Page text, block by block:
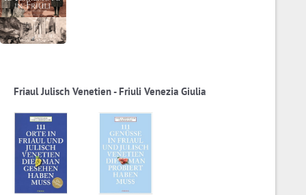
Friaul Julisch Venetien - Friuli Venezia Giulia